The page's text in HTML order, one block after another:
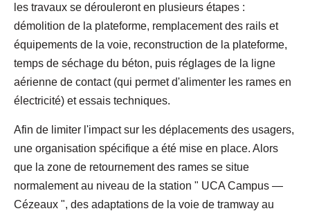
les travaux se dérouleront en plusieurs étapes :
démolition de la plateforme, remplacement des rails et
équipements de la voie, reconstruction de la plateforme,
temps de séchage du béton, puis réglages de la ligne
aérienne de contact (qui permet d'alimenter les rames en
électricité) et essais techniques.
Afin de limiter l'impact sur les déplacements des usagers,
une organisation spécifique a été mise en place. Alors
que la zone de retournement des rames se situe
normalement au niveau de la station " UCA Campus —
Cézeaux ", des adaptations de la voie de tramway au